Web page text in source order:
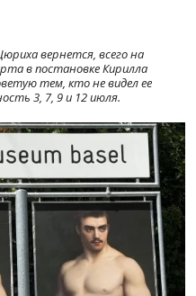
вернется, всего на
в постановке Кирилла
тем, кто не видел ее
3, 7, 9 и 12 июля.